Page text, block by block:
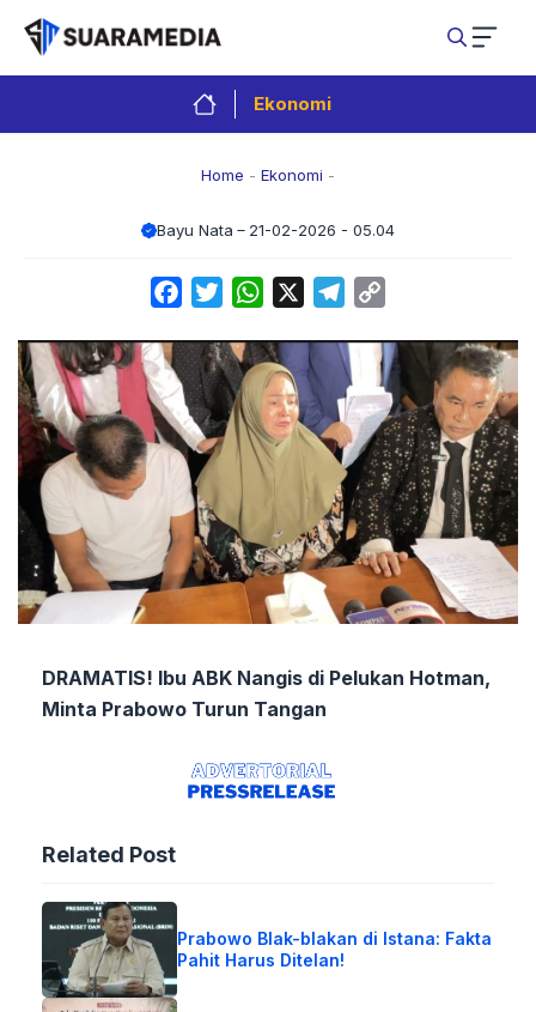
Langsung
isi
Ekonomi
Home - Ekonomi -
Bayu Nata 21-02-2026 - 05.04
FacebookTwitterWhatsApp Telegram
DRAMATIS! Ibu ABK Nangis di Pelukan Hotman,
Minta Prabowo Turun Tangan
Related Post
Prabowo Blak-blakan di Istana: Fakta
Pahit Harus Ditelan!